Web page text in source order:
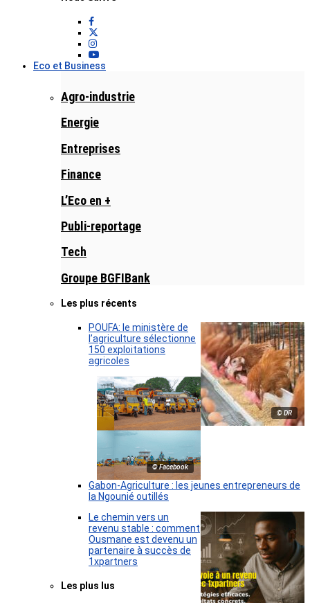
Eco et Business
Agro-industrie
Energie
Entreprises
Finance
L’Eco en +
Publi-reportage
Tech
Groupe BGFIBank
Les plus récents
© DR
POUFA: le ministère de
l’agriculture sélectionne
150 exploitations
agricoles
© Facebook
Gabon-Agriculture : les jeunes entrepreneurs de
la Ngounié outillés
Le chemin vers un
revenu stable : comment
Ousmane est devenu un
partenaire à succès de
1xpartners
Les plus lus